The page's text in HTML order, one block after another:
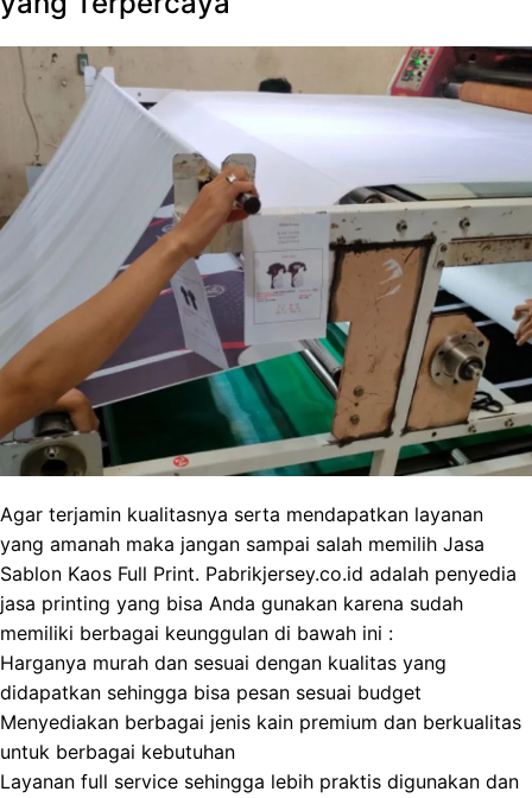
Agar terjamin kualitasnya serta mendapatkan layanan
yang amanah maka jangan sampai salah memilih Jasa
Sablon Kaos Full Print. Pabrikjersey.co.id adalah penyedia
jasa printing yang bisa Anda gunakan karena sudah
memiliki berbagai keunggulan di bawah ini :
Harganya murah dan sesuai dengan kualitas yang
didapatkan sehingga bisa pesan sesuai budget
Menyediakan berbagai jenis kain premium dan berkualitas
untuk berbagai kebutuhan
Layanan full service sehingga lebih praktis digunakan dan